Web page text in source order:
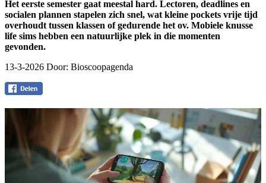
Het eerste semester gaat meestal hard. Lectoren, deadlines en
socialen plannen stapelen zich snel, wat kleine pockets vrije tijd
overhoudt tussen klassen of gedurende het ov. Mobiele knusse
life sims hebben een natuurlijke plek in die momenten
gevonden.
13-3-2026 Door: Bioscoopagenda